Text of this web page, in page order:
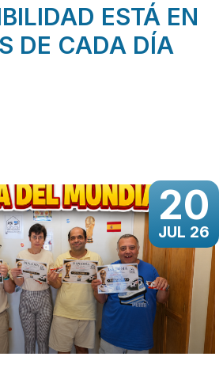
ESTÁ EN
DE CADA DÍA
20
JUL 26